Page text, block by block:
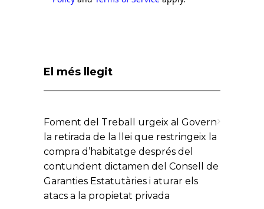
El més llegit
Foment del Treball urgeix al Govern
la retirada de la llei que restringeix la
compra d’habitatge després del
contundent dictamen del Consell de
Garanties Estatutàries i aturar els
atacs a la propietat privada